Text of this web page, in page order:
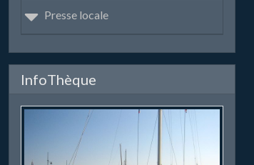
Presse locale
InfoThèque